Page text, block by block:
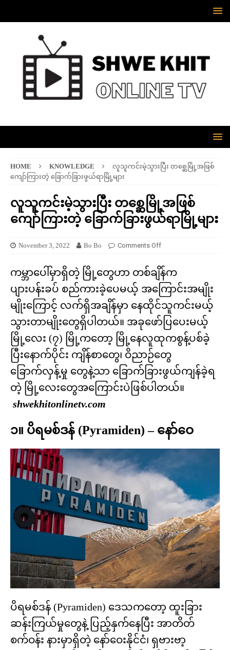
HOME KNOWLEDGE
လူသူကင်းမဲ့သွားပြီး တစ္ဆေမြို့အဖြစ်
ကျော်ကြားတဲ့ ခြောက်ခြားဖွယ်ရာမြို့များ
လူသူကင်းမဲ့သွားပြီး တစ္ဆေမြို့အဖြစ်
ကျော်ကြားတဲ့ ခြောက်ခြားဖွယ်ရာမြို့များ
November 3, 2022 Bo Bo Comments Off
ကမ္ဘာပေါ်မှာရှိတဲ့ မြို့တွေဟာ တစ်ချိန်က
ပျားပန်းခပ် စည်ကားခဲ့ပေမယ့် အကြောင်းအမျိုး
မျိုးကြောင့် လက်ရှိအချိန်မှာ နေထိုင်သူကင်းမယ့်
သွားတာမျိုးတွေရှိပါတယ်။ အခုဖော်ပြပေးမယ့်
မြို့လေး (၇) မြို့ကတော့ မြို့နေလူထုကစွန့်ပစ်ခဲ့
ပြီးနောက်ပိုင်း ကျိန်စာတွေ၊ ဝိညာဉ်တွေ
ခြောက်လှန့်မှု တွေနဲ့သာ ခြောက်ခြားဖွယ်ကျန်ခဲ့ရ
တဲ့ မြို့လေးတွေအကြောင်းပဲဖြစ်ပါတယ်။
shwekhitonlinetv.com
၁။ ပိရမစ်ဒန် (Pyramiden) – နော်ဝေ
ပိရမစ်ဒန် (Pyramiden) ဒေသကတော့ ထူးခြား
ဆန်းကြယ်မှုတွေနဲ့ ပြည့်နှက်နေပြီး အာတိတ်
စက်ဝန်း နားမှာရှိတဲ့ နော်ဝေးနိုင်ငံ၊ ရှဗားဗာ့